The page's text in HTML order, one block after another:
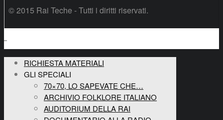
© 2015 Rai Teche - Tutti i diritti riservati.
RICHIESTA MATERIALI
GLI SPECIALI
70×70, LO SAPEVATE CHE…
ARCHIVIO FOLKLORE ITALIANO
AUDITORIUM DELLA RAI